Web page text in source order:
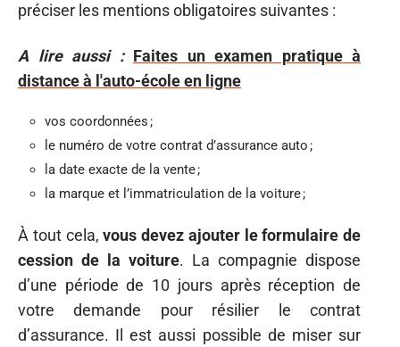
préciser les mentions obligatoires suivantes :
A lire aussi : Faites un examen pratique à
distance à l'auto-école en ligne
vos coordonnées ;
le numéro de votre contrat d’assurance auto ;
la date exacte de la vente ;
la marque et l’immatriculation de la voiture ;
À tout cela,vous devez ajouter le formulaire de
cession de la voiture. La compagnie dispose
d’une période de 10 jours après réception de
votre demande pour résilier le contrat
d’assurance. Il est aussi possible de miser sur